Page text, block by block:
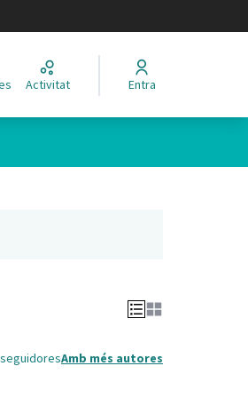
Activitat Entra
Amb més autores